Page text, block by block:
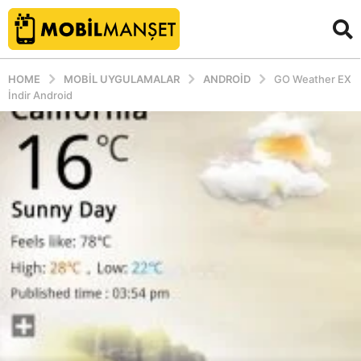
HOME MOBIL UYGULAMALAR ANDROID
GO Weather EX
İndir Android